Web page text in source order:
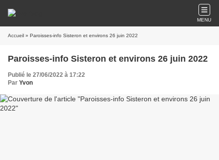
MENU
Accueil » Paroisses-info Sisteron et environs 26 juin 2022
Paroisses-info Sisteron et environs 26 juin 2022
Publié le 27/06/2022 à 17:22
Par Yvon